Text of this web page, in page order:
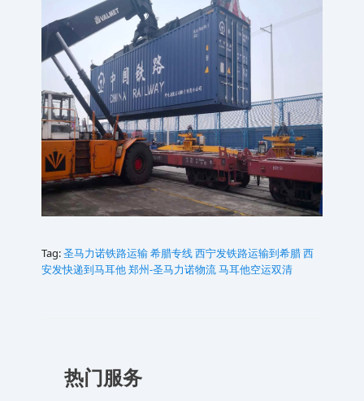
Tag:圣马力诺铁路运输希腊专线西宁发铁路运输到希腊西
安发快递到马耳他郑州-圣马力诺物流马耳他空运双清
热门服务